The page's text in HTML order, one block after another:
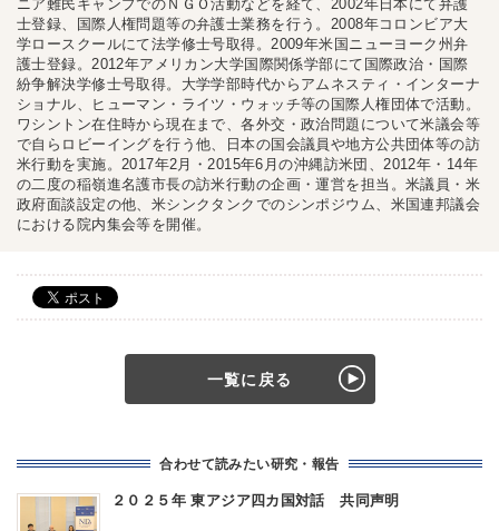
ニア難民キャンプでのＮＧＯ活動などを経て、2002年日本にて弁護
士登録、国際人権問題等の弁護士業務を行う。2008年コロンビア大
学ロースクールにて法学修士号取得。2009年米国ニューヨーク州弁
護士登録。2012年アメリカン大学国際関係学部にて国際政治・国際
紛争解決学修士号取得。大学学部時代からアムネスティ・インターナ
ショナル、ヒューマン・ライツ・ウォッチ等の国際人権団体で活動。
ワシントン在住時から現在まで、各外交・政治問題について米議会等
で自らロビーイングを行う他、日本の国会議員や地方公共団体等の訪
米行動を実施。2017年2月・2015年6月の沖縄訪米団、2012年・14年
の二度の稲嶺進名護市長の訪米行動の企画・運営を担当。米議員・米
政府面談設定の他、米シンクタンクでのシンポジウム、米国連邦議会
における院内集会等を開催。
一覧に戻る
合わせて読みたい研究・報告
２０２５年 東アジア四カ国対話 共同声明